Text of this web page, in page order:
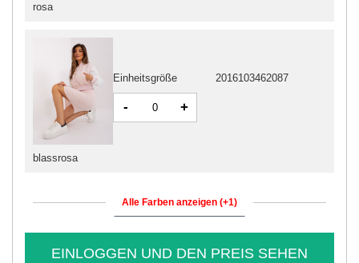
rosa
blassrosa
Einheitsgröße 2016103462087
- +
Alle Farben anzeigen (+1)
EINLOGGEN UND DEN PREIS SEHEN